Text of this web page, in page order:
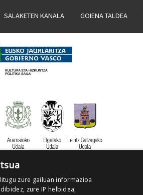
SALAKETEN KANALA GOIENA TALDEA
zure gailuan informazioa
zure IP helbidea,